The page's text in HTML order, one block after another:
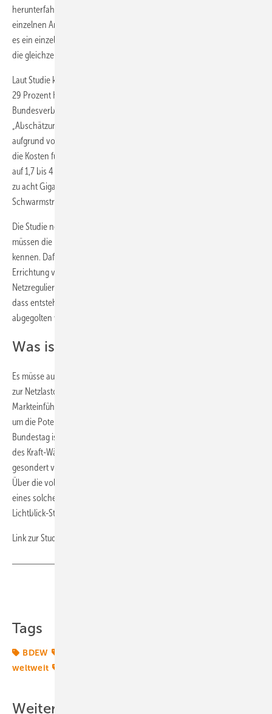
herunterfahren können. Außerdem sagen sie, dass die Vielzahl aus
einzelnen Anlagen das Kraftwerk weniger störanfällig macht als wäre
es ein einzelnes. Hinzu kommt die effiziente Nutzung von Energie über
die gleichzeitige Wärmenutzung.
Laut Studie könnten über dezentrale Mini-Kraftwerke zwischen 8 und
29 Prozent Kosten vermieden werden. Das Gutachten des
Bundesverbands der Energie- und Wasserwirtschaft (BDEW),
„Abschätzung des Ausbaubedarfs in deutschen Verteilungsnetzen
aufgrund von Photovoltaik- und Windeinspeisungen bis 2020“ schätzt
die Kosten für den Ausbau der Netzübergänge auf der Umspannebene
auf 1,7 bis 4 Milliarden Euro. Dafür sei eine Mini-KWK-Kapazität von bis
zu acht Gigawatt erforderlich. Das ist das Vierfache der angestrebten
Schwarmstromkapazität.
Die Studie nennt weitere Voraussetzungen. Die Verteilnetzbetreiber
müssen die Last-Situation in den betroffenen Netzgebieten genau
kennen. Dafür sei die Installation von Smart Metern erforderlich. Die
Errichtung von KWK-Anlagen müsse von der
Netzregulierungsbehörde als Netzoptimierung anerkannt werden, so
dass entstehende Kosten über Netzentgelte als anrechenbare Kosten
abgegolten werden.
Was ist der Preis?
Es müsse außerdem lastvariable Netzentgelte geben, die Preissignale
zur Netzlastoptimierung senden. Außerdem Anreize für die
Markteinführung flexibler, intelligent steuerbarer Mini-KWK-Lösungen,
um die Potentiale dieser Technologie heben zu können. Der
Bundestag ist derzeit befasst mit dem Kabinettsentwurf zur Novelle
des Kraft-Wärme-Kopplungsgesetzes. Mini-KWK ist darin nicht
gesondert verankert. Lichtblick fordert die Berücksichtigung darin.
Über die volkswirtschaftlichen Kosten indes zur Implementierung
eines solchen Energiesystems auf Basis von Mini-KWK gibt die
Lichtblick-Studie keinen Aufschluss. (Dittmar Koop)
Link zur Studie:
Tags
BDEW
weltweit
Weitere Inhalte